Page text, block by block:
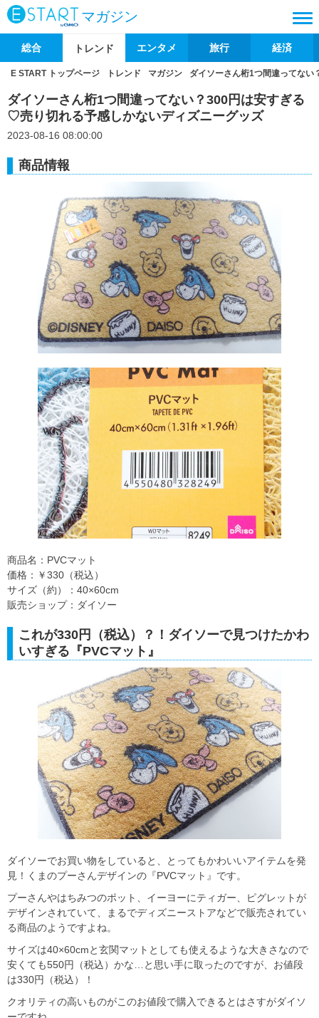
マガジン
総合 トレンド エンタメ 旅行 経済
E START トップページ トレンド マガジン ダイソーさん桁1つ間違ってな
ダイソーさん桁1つ間違ってない？300円は安すぎる
♡売り切れる予感しかないディズニーグッズ
2023-08-16 08:00:00
商品情報
商品名：PVCマット
価格：￥330（税込）
サイズ（約）：40×60cm
販売ショップ：ダイソー
これが330円（税込）？！ダイソーで見つけたかわ
いすぎる『PVCマット』
ダイソーでお買い物をしていると、とってもかわいいアイテムを発
見！くまのプーさんデザインの『PVCマット』です。
プーさんやはちみつのポット、イーヨーにティガー、ピグレットが
デザインされていて、まるでディズニーストアなどで販売されてい
る商品のようですよね。
サイズは40×60cmと玄関マットとしても使えるような大きさなので
安くても550円（税込）かな…と思い手に取ったのですが、お値段
は330円（税込）！
クオリティの高いものがこのお値段で購入できるとはさすがダイソ